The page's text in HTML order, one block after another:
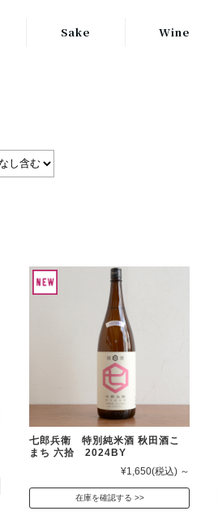
Sake
中国・四国地方
Wine
七郎兵衛 特別純米酒 秋田酒こ
まち 六拾 2024BY
¥1,650(税込) ～
在庫を確認する